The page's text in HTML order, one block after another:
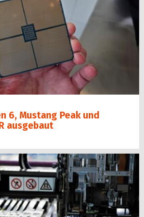
6, Mustang Peak und
ausgebaut